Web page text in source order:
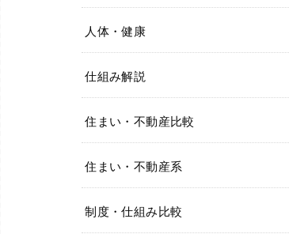
人体・健康
仕組み解説
住まい・不動産比較
住まい・不動産系
制度・仕組み比較